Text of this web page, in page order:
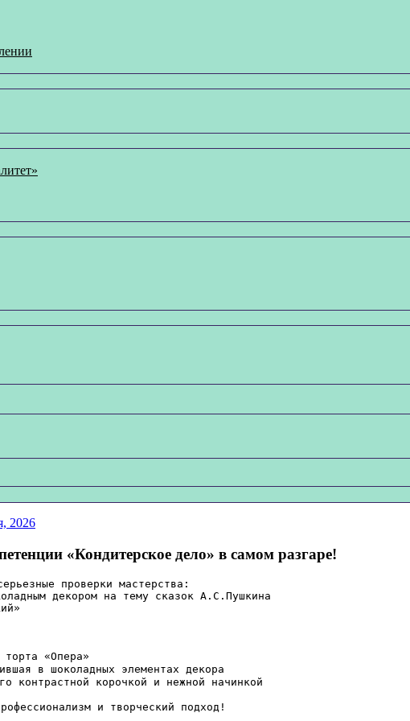
2026
«Кондитерское дело» в самом разгаре!
проверки мастерства:
декором на тему сказок А.С.Пушкина
торта «Опера»
в шоколадных элементах декора
контрастной корочкой и нежной начинкой
и творческий подход!